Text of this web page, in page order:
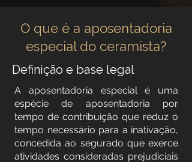
O que é a aposentadoria
especial do ceramista?
Definição e base legal
A aposentadoria especial é uma
espécie de aposentadoria por
tempo de contribuição que reduz o
tempo necessário para a inativação,
concedida ao segurado que exerce
atividades consideradas prejudiciais